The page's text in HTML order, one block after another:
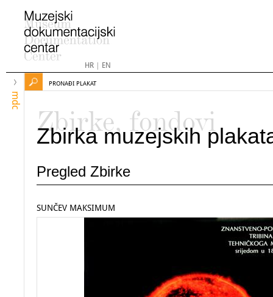
HR| EN
mdc
PRONAĐI PLAKAT
Zbirke, fondovi
Zbirka muzejskih
Pregled Zbirke
SUNČEV MAKSIMUM